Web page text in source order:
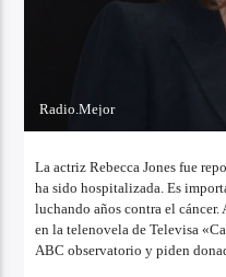
Radio.Mejor
La actriz Rebecca Jones fue
ha sido hospitalizada. Es
luchando años contra el
en la telenovela de Televisa
ABC observatorio y piden